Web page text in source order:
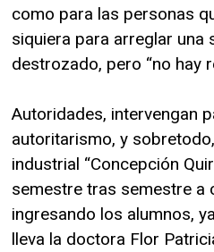
como para las personas
siquiera para arreglar una
destrozado, pero “no hay
Autoridades, intervengan
autoritarismo, y
industrial “Concepción
semestre tras semestre a
ingresando los alumnos,
lleva la doctora Flor